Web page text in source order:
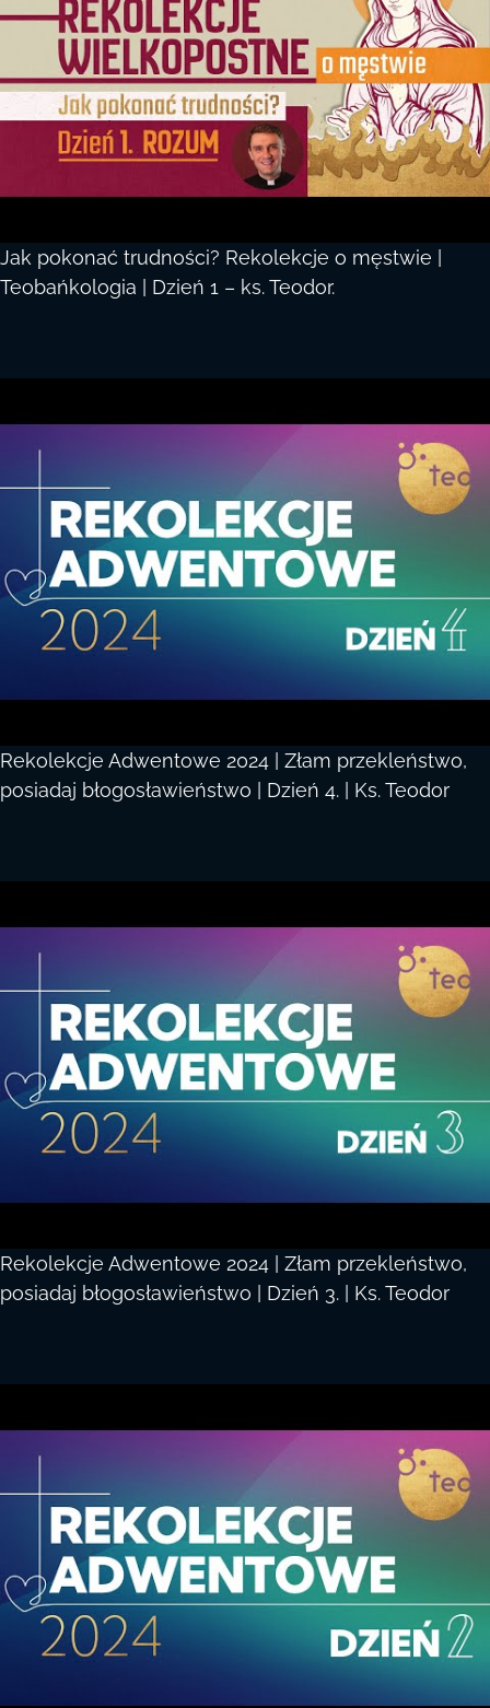
Jak pokonać trudności? Rekolekcje o męstwie |
Teobańkologia | Dzień 1 – ks. Teodor.
Rekolekcje Adwentowe 2024 | Złam przekleństwo,
posiadaj błogosławieństwo | Dzień 4. | Ks. Teodor
Rekolekcje Adwentowe 2024 | Złam przekleństwo,
posiadaj błogosławieństwo | Dzień 3. | Ks. Teodor